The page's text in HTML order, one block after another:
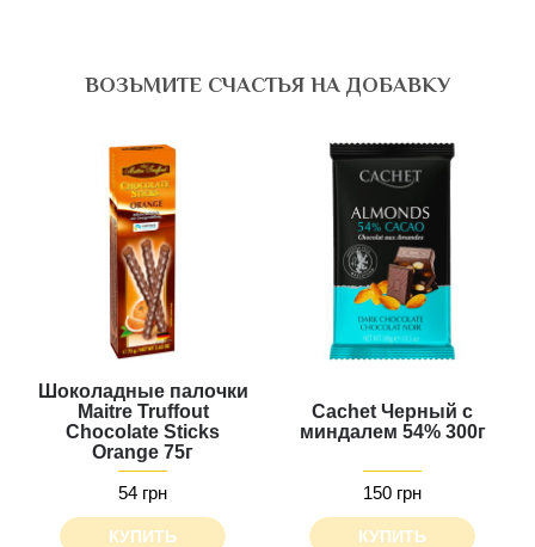
ВОЗЬМИТЕ СЧАСТЬЯ НА ДОБАВКУ
Шоколадные палочки
Maitre Truffout
Chocolate Sticks
Orange 75г
54 грн
КУПИТЬ
Cachet Черный с
миндалем 54% 300г
150 грн
КУПИТЬ